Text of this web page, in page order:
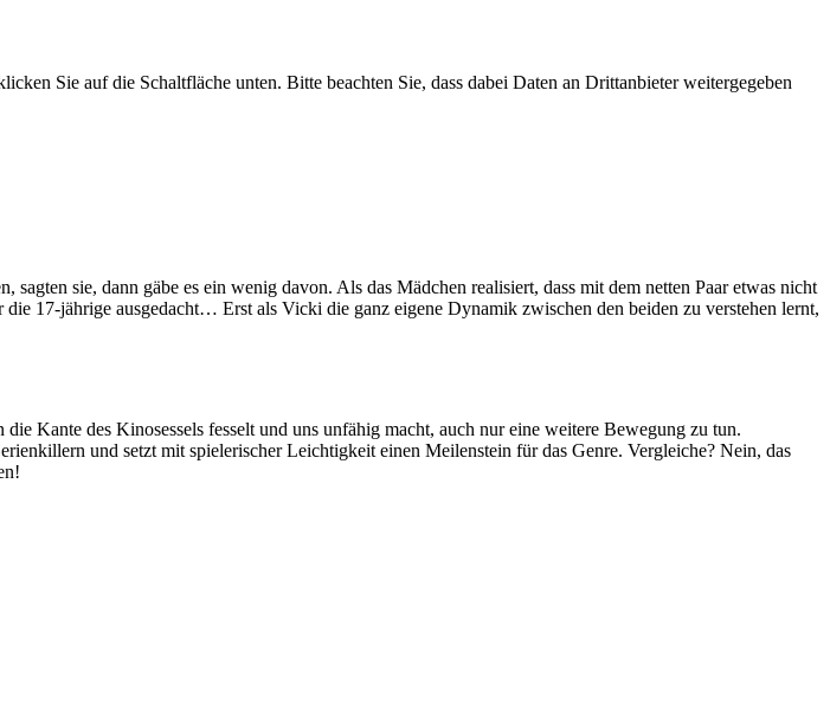
Sie auf die Schaltfläche unten. Bitte beachten Sie, dass dabei Daten an Drittanbieter weitergegeben
sie, dann gäbe es ein wenig davon. Als das Mädchen realisiert, dass mit dem netten Paar etwas nicht
17-jährige ausgedacht… Erst als Vicki die ganz eigene Dynamik zwischen den beiden zu verstehen lernt,
Kante des Kinosessels fesselt und uns unfähig macht, auch nur eine weitere Bewegung zu tun.
und setzt mit spielerischer Leichtigkeit einen Meilenstein für das Genre. Vergleiche? Nein, das